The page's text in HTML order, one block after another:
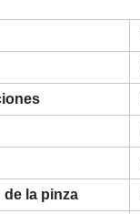
de la pinza